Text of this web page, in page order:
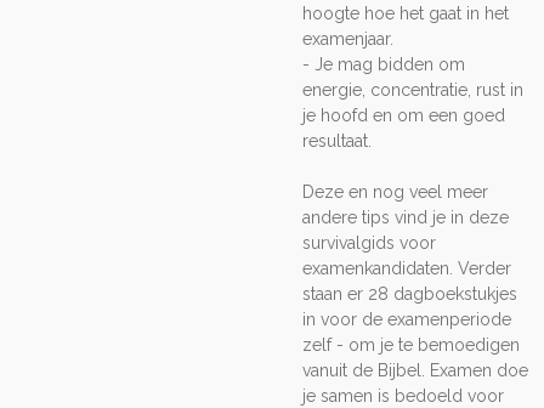
hoogte hoe het gaat in het
examenjaar.
- Je mag bidden om
energie, concentratie, rust in
je hoofd en om een goed
resultaat.
Deze en nog veel meer
andere tips vind je in deze
survivalgids voor
examenkandidaten. Verder
staan er 28 dagboekstukjes
in voor de examenperiode
zelf - om je te bemoedigen
vanuit de Bijbel. Examen doe
je samen is bedoeld voor